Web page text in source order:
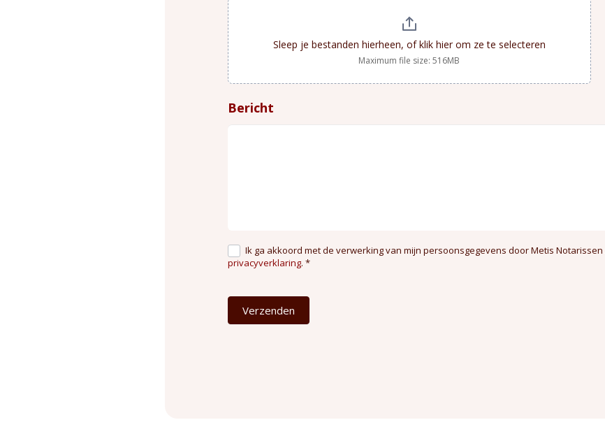
Sleep je bestanden hierheen, of klik hier om ze te selecteren
Maximum file size: 516MB
Bericht
Ik ga akkoord met de verwerking van mijn persoonsgegevens door Metis
privacyverklaring. *
Verzenden